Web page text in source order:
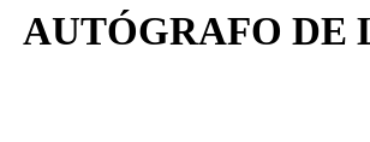
AUTÓGRAFO DE